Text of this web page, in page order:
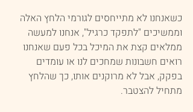
כשאנחנו לא מתייחסים לגורמי הלחץ האלה
וממשיכים "לתפקד כרגיל", אנחנו למעשה
ממלאים קצת את המיכל בכל פעם שאנחנו
רואים חשבונות שמחכים לנו או עומדים
בפקק, אבל לא מרוקנים אותו, כך שהלחץ
מתחיל להצטבר.